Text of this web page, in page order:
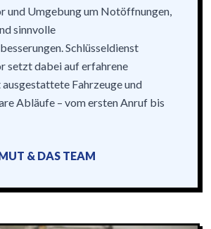
und Umgebung um Notöffnungen,
sinnvolle
Schlüsseldienst
setzt dabei auf erfahrene
Fahrzeuge und
Abläufe – vom ersten Anruf bis
& DAS TEAM